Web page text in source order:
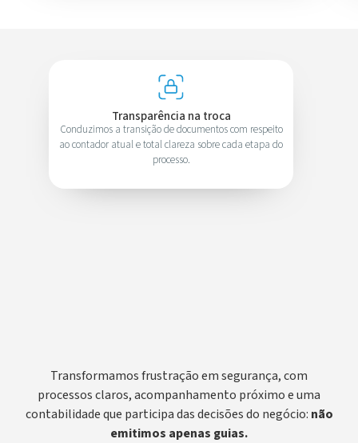
Transparência na troca
Conduzimos a transição de documentos com respeito
ao contador atual e total clareza sobre cada etapa do
processo.
Transformamos frustração em segurança, com
processos claros, acompanhamento próximo e uma
contabilidade que participa das decisões do negócio: não
emitimos apenas guias.